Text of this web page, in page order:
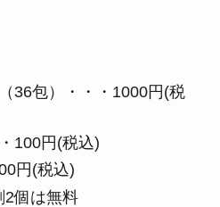
36包）・・・1000円(税
100円(税込)
円(税込)
2個は無料